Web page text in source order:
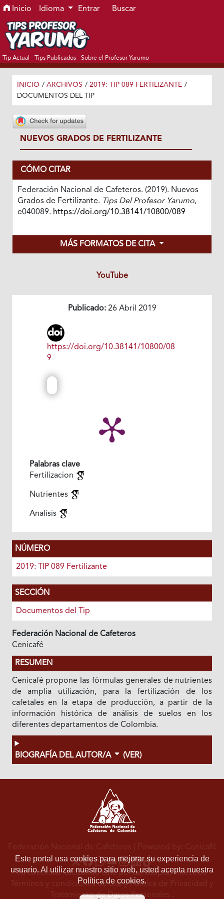
Ir al menú de navegación principal
Ir al contenido principal
Ir al pie de página del sitio
Inicio Idioma Entrar Buscar
Tip Actual Tips Publicados Sobre el Profesor Yarumo
INICIO / ARCHIVOS / 2019: TIP 089 FERTILIZANTE /
DOCUMENTOS DEL TIP
NUEVOS GRADOS DE FERTILIZANTE
CÓMO CITAR
Federación Nacional de Cafeteros. (2019). Nuevos
Grados de Fertilizante. Tips Del Profesor Yarumo,
e040089. https://doi.org/10.38141/10800/089
MÁS FORMATOS DE CITA
YouTube
Publicado:26 Abril 2019
https://doi.org/10.38141/10800/08
9
Palabras clave
Fertilizacion
Nutrientes
Analisis
NÚMERO
2019: TIP 089 Fertilizante
SECCIÓN
Documentos del Tip
Federación Nacional de Cafeteros
Cenicafé
RESUMEN
Cenicafé propone las fórmulas generales de nutrientes
de amplia utilización, para la fertilización de los
cafetales en la etapa de producción, a partir de la
información histórica de análisis de suelos en los
diferentes departamentos de Colombia.
BIOGRAFÍA DEL AUTOR/A (VER)
Este portal usa cookies para mejorar su experiencia de
usuario. Al utilizar nuestro sitio web, usted acepta nuestra
Política de cookies.
Federación Nacional de Cafeteros | Powered by: Cenicafé
Al continuar utilizando este portal, aceptas nuestros
Términos y condiciones de usoyPolítica de Privacidad y
Tratamiento de Datos Personales